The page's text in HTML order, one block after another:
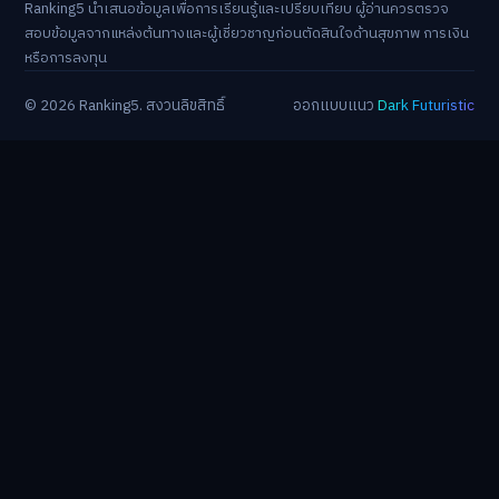
Ranking5 นำเสนอข้อมูลเพื่อการเรียนรู้และเปรียบเทียบ ผู้อ่านควรตรวจ
สอบข้อมูลจากแหล่งต้นทางและผู้เชี่ยวชาญก่อนตัดสินใจด้านสุขภาพ การเงิน
หรือการลงทุน
© 2026 Ranking5. สงวนลิขสิทธิ์
ออกแบบแนวDark Futuristic